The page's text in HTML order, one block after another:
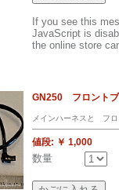
If you see this
JavaScript is
the online store
GN250 フロント
メインハーネスと フロ
値段: ￥ 1,000
数量